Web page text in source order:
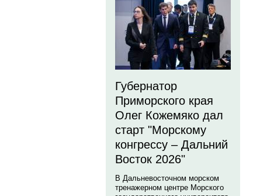
Губернатор
Приморского края
Олег Кожемяко дал
старт "Морскому
конгрессу – Дальний
Восток 2026"
В Дальневосточном морском
тренажерном центре Морского